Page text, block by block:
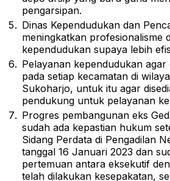
pengarsipan.
Dinas Kependudukan dan
meningkatkan profesionalisme
kependudukan supaya lebih
Pelayanan kependudukan agar
pada setiap kecamatan di
Sukoharjo, untuk itu agar
pendukung untuk pelayanan
Progres pembangunan eks
sudah ada kepastian hukum
Sidang Perdata di Pengadilan
tanggal 16 Januari 2023 dan
pertemuan antara eksekutif
telah dilakukan kesepakatan,